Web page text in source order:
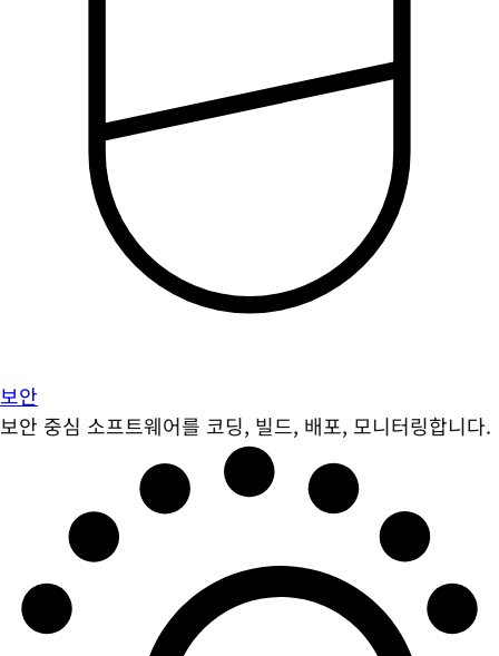
보안
보안 중심 소프트웨어를 코딩, 빌드, 배포, 모니터링합니다.